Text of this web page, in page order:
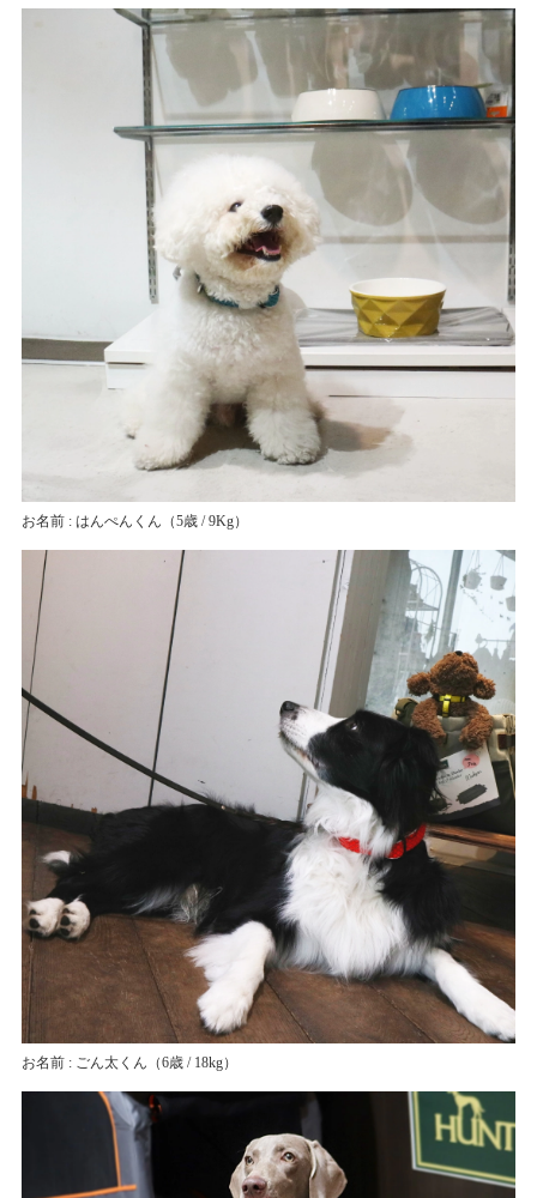
お名前 : はんぺんくん （5歳 / 9Kg）
お名前 : ごん太くん （6歳 / 18kg）